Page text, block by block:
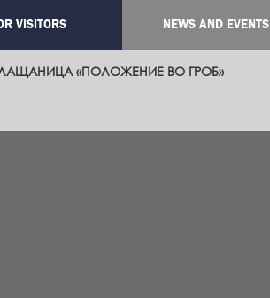
VISITORS NEWS AND EVENTS
«ПОЛОЖЕНИЕ ВО ГРОБ»